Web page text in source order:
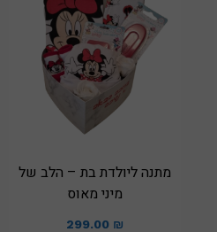
מתנה ליולדת בת – הלב של
מיני מאוס
299.00 ₪